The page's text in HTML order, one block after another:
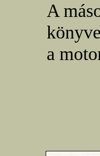
A
a